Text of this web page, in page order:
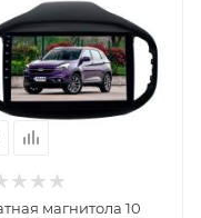
магнитола 10